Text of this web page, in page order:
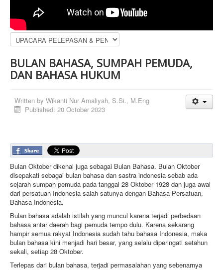
BULAN BAHASA, SUMPAH PEMUDA,
DAN BAHASA HUKUM
Written by Wikanti Nur Amaliyah, S.Si., M.Eng
Published: 20 October 2023
Bulan Oktober dikenal juga sebagai Bulan Bahasa. Bulan Oktober
disepakati sebagai bulan bahasa dan sastra indonesia sebab ada
sejarah sumpah pemuda pada tanggal 28 Oktober 1928 dan juga awal
dari persatuan Indonesia salah satunya dengan Bahasa Persatuan,
Bahasa Indonesia.
Bulan bahasa adalah istilah yang muncul karena terjadi perbedaan
bahasa antar daerah bagi pemuda tempo dulu. Karena sekarang
hampir semua rakyat Indonesia sudah tahu bahasa Indonesia, maka
bulan bahasa kini menjadi hari besar, yang selalu diperingati setahun
sekali, setiap 28 Oktober.
Terlepas dari bulan bahasa, terjadi permasalahan yang sebenarnya